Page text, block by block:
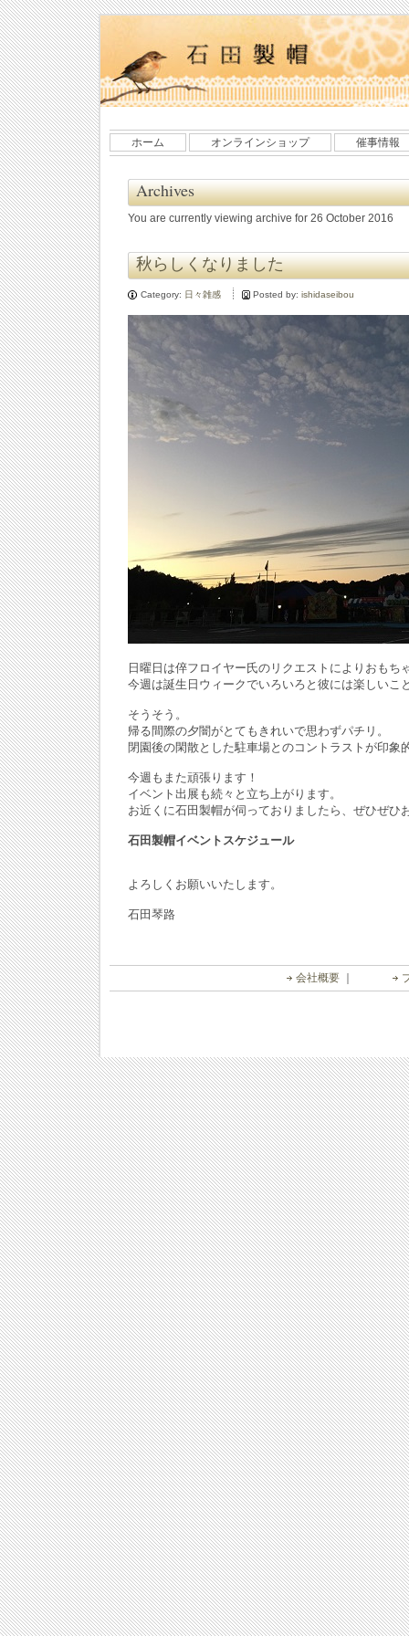
ホーム オンラインショップ 催事情報
Archives
You are currently viewing archive for 26 October 2016
秋らしくなりました
Category: 日々雑感 Posted by: ishidaseibou
日曜日は倅フロイヤー氏のリクエストによりおもち
今週は誕生日ウィークでいろいろと彼には楽しいこ
そうそう。
帰る間際の夕闇がとてもきれいで思わずパチリ。
閉園後の閑散とした駐車場とのコントラストが印象
今週もまた頑張ります！
イベント出展も続々と立ち上がります。
お近くに石田製帽が伺っておりましたら、ぜひぜひ
石田製帽イベントスケジュール
よろしくお願いいたします。
石田琴路
会社概要